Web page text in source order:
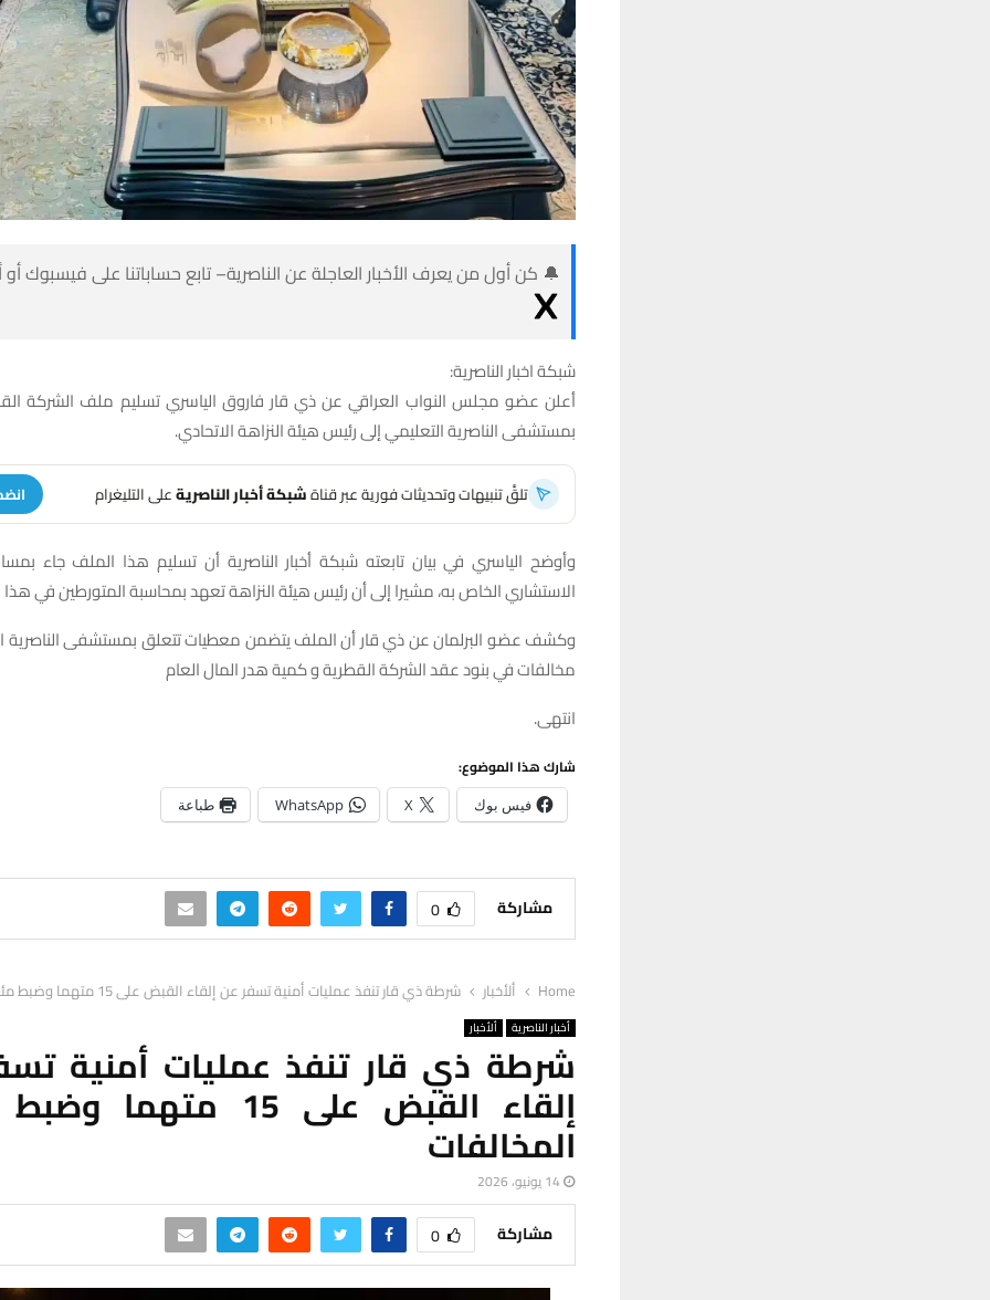
🔔 كن أول من يعرف الأخبار العاجلة عن الناصرية– تابع حساباتنا على فيسبوك
شبكة اخبار الناصرية:
أعلن عضو مجلس النواب العراقي عن ذي قار فاروق الياسري تسليم ملف الشركة
بمستشفى الناصرية التعليمي إلى رئيس هيئة النزاهة الاتحادي.
تلقَّ تنبيهات وتحديثات فورية عبر قناةشبكة أخبار الناصريةعلى التليغرام
وأوضح الياسري في بيان تابعته شبكة أخبار الناصرية أن تسليم هذا الملف جاء
الاستشاري الخاص به، مشيرا إلى أن رئيس هيئة النزاهة تعهد بمحاسبة المتورطين في
وكشف عضو البرلمان عن ذي قار أن الملف يتضمن معطيات تتعلق بمستشفى الناصرية
مخالفات في بنود عقد الشركة القطرية و كمية هدر المال العام
انتهى.
شارك هذا الموضوع:
فيس بوك X
WhatsApp طباعة
مشاركة 0
Home ألأخبار شرطة ذي قار تنفذ عمليات أمنية تسفر عن إلقاء القبض على 15 متهما وضبط مئات المخالفات
أخبار الناصرية ألأخبار
شرطة ذي قار تنفذ عمليات أمنية
إلقاء القبض على 15
المخالفات
14 يونيو، 2026
مشاركة 0